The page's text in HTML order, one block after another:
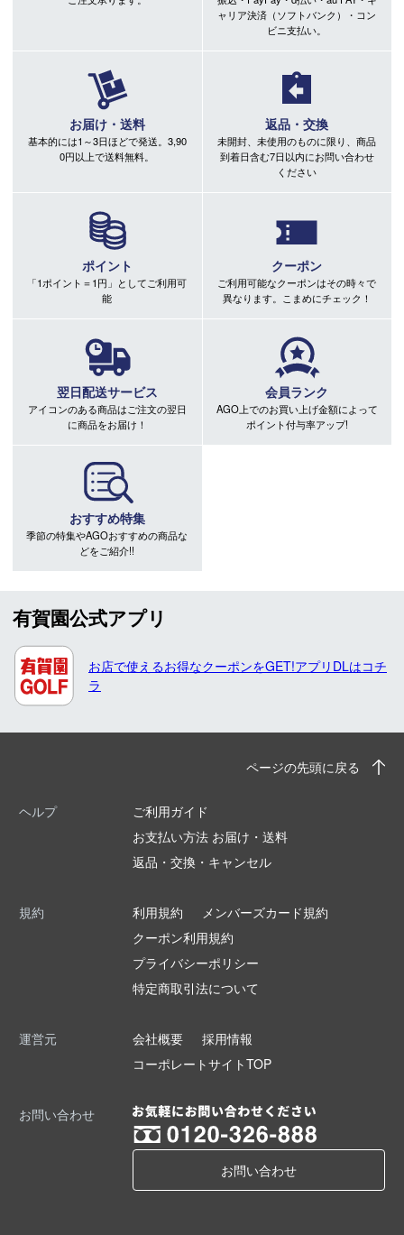
ャリア決済（ソフトバンク）・コン
ビニ支払い。
お届け・送料
基本的には1～3日ほどで発送。3,90
0円以上で送料無料。
返品・交換
未開封、未使用のものに限り、商品
到着日含む7日以内にお問い合わせ
ください
ポイント
「1ポイント＝1円」としてご利用可
能
クーポン
ご利用可能なクーポンはその時々で
異なります。こまめにチェック！
翌日配送サービス
アイコンのある商品はご注文の翌日
に商品をお届け！
会員ランク
AGO上でのお買い上げ金額によって
ポイント付与率アップ!
おすすめ特集
季節の特集やAGOおすすめの商品な
どをご紹介!!
有賀園公式アプリ
お店で使えるお得なクーポンをGET!アプリDLはコチ
ラ
ページの先頭に戻る
ヘルプ
ご利用ガイド
お支払い方法 お届け・送料
返品・交換・キャンセル
規約 利用規約
メンバーズカード規約
クーポン利用規約
プライバシーポリシー
特定商取引法について
運営元 会社概要
採用情報
コーポレートサイトTOP
お問い合わせ
お問い合わせ